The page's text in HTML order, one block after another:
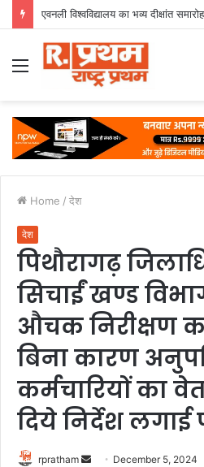
Menu
Home / देश
देश
पिथौरागढ़
सिचाईं खण्ड
औचक निरीक्षण
बिना कारण
कर्मचारियों का
दिये निर्देश
rpratham December 5, 2024